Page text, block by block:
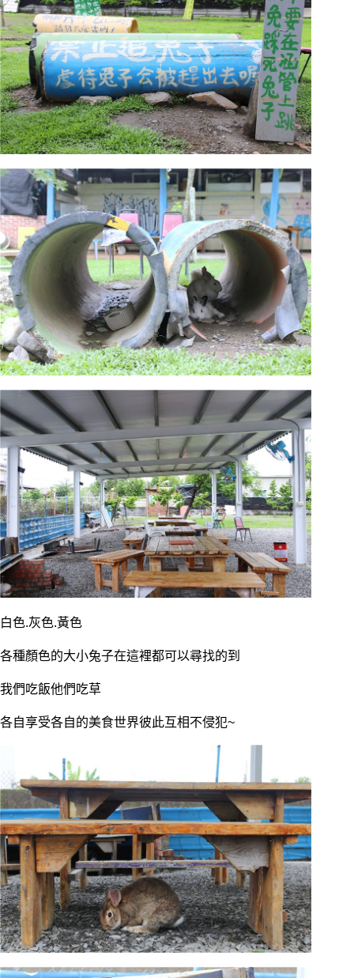
白色.灰色.黃色
各種顏色的大小兔子在這裡都可以尋找的到
我們吃飯他們吃草
各自享受各自的美食世界彼此互相不侵犯~